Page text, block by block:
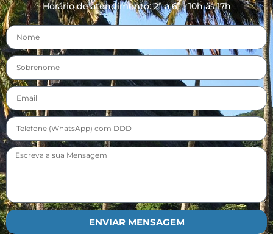
Horário de atendimento: 2ª a 6ª | 10h às 17h
ENVIAR MENSAGEM